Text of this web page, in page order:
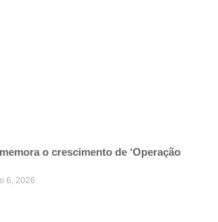
o crescimento de ‘Operação
6, 2026